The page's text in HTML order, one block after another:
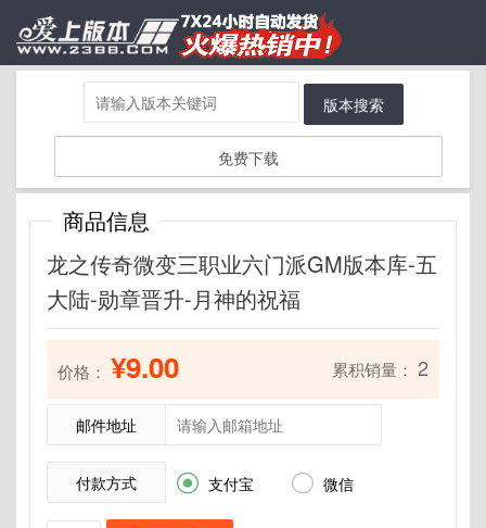
版本搜索
免费下载
商品信息
龙之传奇微变三职业六门派GM版本库-五
大陆-勋章晋升-月神的祝福
价格： ¥9.00 累积销量： 2
邮件地址
付款方式  支付宝  微信